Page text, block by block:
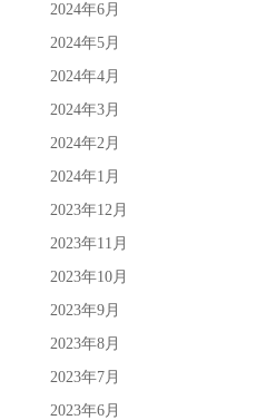
2024年6月
2024年5月
2024年4月
2024年3月
2024年2月
2024年1月
2023年12月
2023年11月
2023年10月
2023年9月
2023年8月
2023年7月
2023年6月